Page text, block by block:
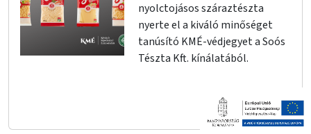
nyolctojásos száraztészta
nyerte el a kiváló minőséget
tanúsító KMÉ-védjegyet a Soós
Tészta Kft. kínálatából.
Tovább